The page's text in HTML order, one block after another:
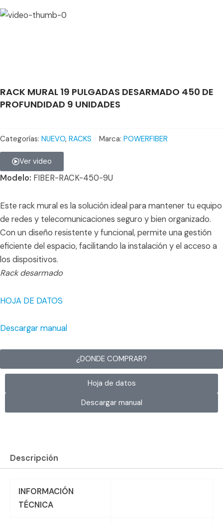
RACK MURAL 19 PULGADAS DESARMADO 450 DE
PROFUNDIDAD 9 UNIDADES
Categorías: NUEVO, RACKS Marca: POWERFIBER
Ver video
Modelo: FIBER-RACK-450-9U
Este rack mural es la solución ideal para mantener tu equipo
de redes y telecomunicaciones seguro y bien organizado.
Con un diseño resistente y funcional, permite una gestión
eficiente del espacio, facilitando la instalación y el acceso a
los dispositivos.
Rack desarmado
HOJA DE DATOS
Descargar manual
¿DONDE COMPRAR?
Hoja de datos
Descargar manual
Descripción
INFORMACIÓN
TÉCNICA